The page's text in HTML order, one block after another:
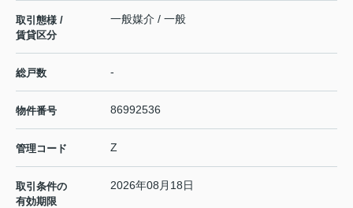
取引態様 /
賃貸区分
一般媒介 / 一般
総戸数 -
物件番号 86992536
管理コード Z
取引条件の
有効期限
2026年08月18日